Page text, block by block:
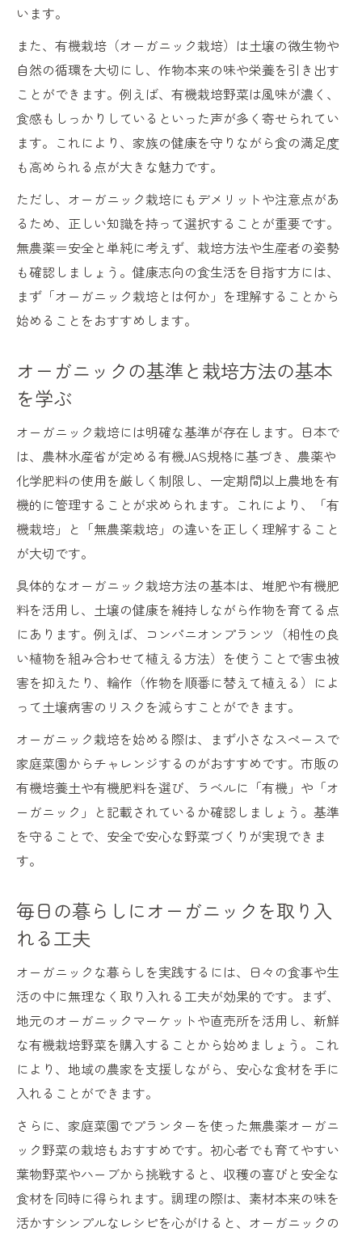
オーガニック農薬の工夫で安全な栽培を実
現
オーガニック家庭菜園に役立つ基礎知識
オーガニック食品のメリットを徹底検証
オーガニック食品で得られる主なメリット
オーガニック野菜の栄養価と安全性の真実
オーガニックが食生活にもたらす健康効果
オーガニックの味わいと食材選びのコツ
有機栽培とオーガニック食品の違いを検証
オーガニック栽培にデメリットはある？
オーガニック栽培に潜むデメリットとは
本当は危ない有機野菜との向き合い方
有機栽培が日本で普及しにくい理由を探る
環境にやさしい栽培方法の選び方
オーガニック栽培で実現する環境保護の方
法
環境に優しいオーガニック手法の選び方
オーガニックと生物多様性保全のつながり
環境負荷を減らすオーガニック農業の工夫
オーガニック家庭菜園で持続可能な暮らし
います。
また、有機栽培（オーガニック栽培）は土壌の微生物や
自然の循環を大切にし、作物本来の味や栄養を引き出す
ことができます。例えば、有機栽培野菜は風味が濃く、
食感もしっかりしているといった声が多く寄せられてい
ます。これにより、家族の健康を守りながら食の満足度
も高められる点が大きな魅力です。
ただし、オーガニック栽培にもデメリットや注意点があ
るため、正しい知識を持って選択することが重要です。
無農薬＝安全と単純に考えず、栽培方法や生産者の姿勢
も確認しましょう。健康志向の食生活を目指す方には、
まず「オーガニック栽培とは何か」を理解することから
始めることをおすすめします。
オーガニックの基準と栽培方法の基本
を学ぶ
オーガニック栽培には明確な基準が存在します。日本で
は、農林水産省が定める有機JAS規格に基づき、農薬や
化学肥料の使用を厳しく制限し、一定期間以上農地を有
機的に管理することが求められます。これにより、「有
機栽培」と「無農薬栽培」の違いを正しく理解すること
が大切です。
具体的なオーガニック栽培方法の基本は、堆肥や有機肥
料を活用し、土壌の健康を維持しながら作物を育てる点
にあります。例えば、コンパニオンプランツ（相性の良
い植物を組み合わせて植える方法）を使うことで害虫被
害を抑えたり、輪作（作物を順番に替えて植える）によ
って土壌病害のリスクを減らすことができます。
オーガニック栽培を始める際は、まず小さなスペースで
家庭菜園からチャレンジするのがおすすめです。市販の
有機培養土や有機肥料を選び、ラベルに「有機」や「オ
ーガニック」と記載されているか確認しましょう。基準
を守ることで、安全で安心な野菜づくりが実現できま
す。
毎日の暮らしにオーガニックを取り入
れる工夫
オーガニックな暮らしを実践するには、日々の食事や生
活の中に無理なく取り入れる工夫が効果的です。まず、
地元のオーガニックマーケットや直売所を活用し、新鮮
な有機栽培野菜を購入することから始めましょう。これ
により、地域の農家を支援しながら、安心な食材を手に
入れることができます。
さらに、家庭菜園でプランターを使った無農薬オーガニ
ック野菜の栽培もおすすめです。初心者でも育てやすい
葉物野菜やハーブから挑戦すると、収穫の喜びと安全な
食材を同時に得られます。調理の際は、素材本来の味を
活かすシンプルなレシピを心がけると、オーガニックの